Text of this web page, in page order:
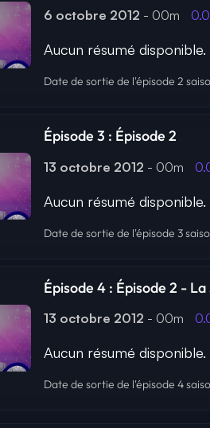
6 octobre 2012 - 00m
Aucun résumé disponible.
Date de sortie de l'épisode 2
Épisode 3 : Épisode 2
13 octobre 2012 - 00m
Aucun résumé disponible.
Date de sortie de l'épisode 3
Épisode 4 : Épisode 2 - La
13 octobre 2012 - 00m
Aucun résumé disponible.
Date de sortie de l'épisode 4